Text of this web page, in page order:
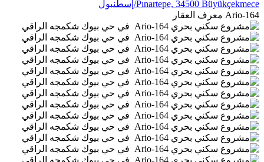
Pınartepe, 34500 Büyükçekmece/إسطنبول
Ario-164 معرف العقار